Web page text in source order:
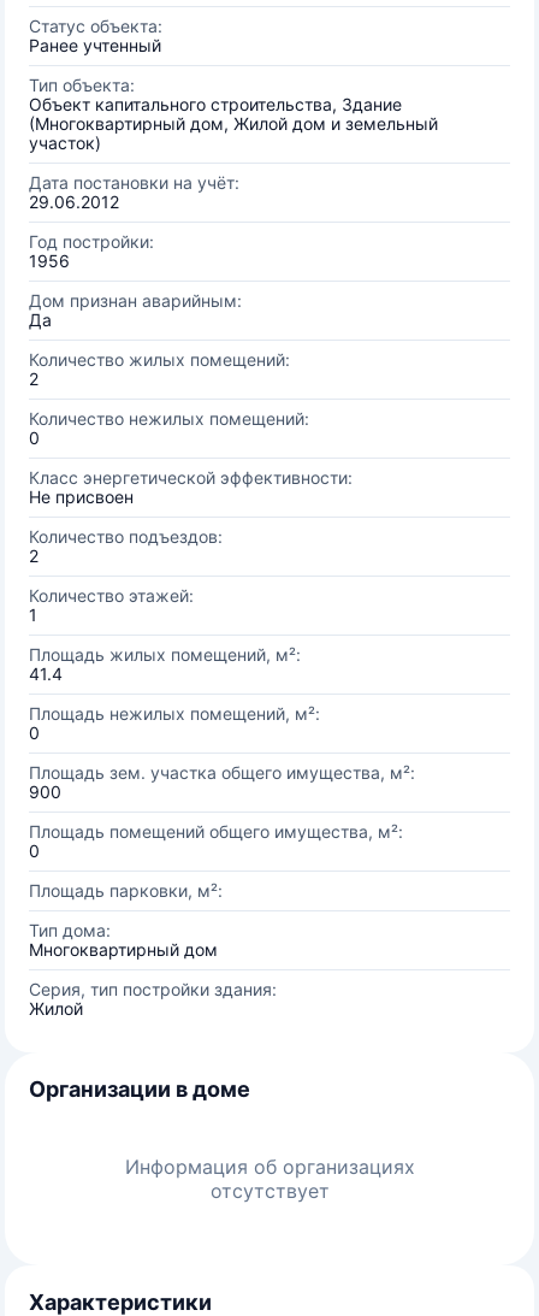
Статус объекта:
Ранее учтенный
Тип объекта:
Объект капитального строительства, Здание
(Многоквартирный дом, Жилой дом и земельный
участок)
Дата постановки на учёт:
29.06.2012
Год постройки:
1956
Дом признан аварийным:
Да
Количество жилых помещений:
2
Количество нежилых помещений:
0
Класс энергетической эффективности:
Не присвоен
Количество подъездов:
2
Количество этажей:
1
Площадь жилых помещений, м²:
41.4
Площадь нежилых помещений, м²:
0
Площадь зем. участка общего имущества, м²:
900
Площадь помещений общего имущества, м²:
0
Площадь парковки, м²:
Тип дома:
Многоквартирный дом
Серия, тип постройки здания:
Жилой
Организации в доме
Информация об организациях
отсутствует
Характеристики